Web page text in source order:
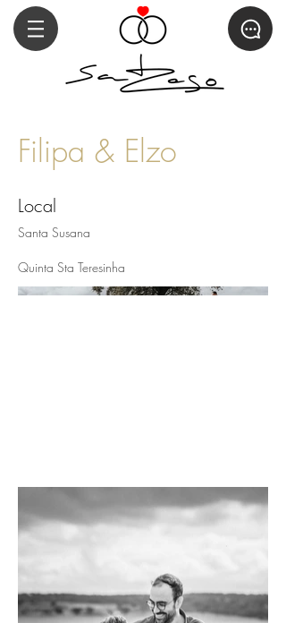
Filipa & Elzo
Local
Santa Susana
Quinta Sta Teresinha